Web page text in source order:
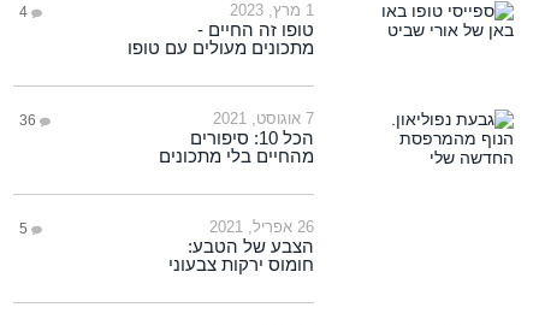
1 מרץ, 2023 4
טופו זה החיים -
מתכונים מעולים עם טופו
7 אוגוסט, 2021 36
הכל 10: סיפורים
מהחיים בלי מתכונים
26 אפריל, 2021 5
הצבע של הטבע:
חומוס ירקות צבעוני